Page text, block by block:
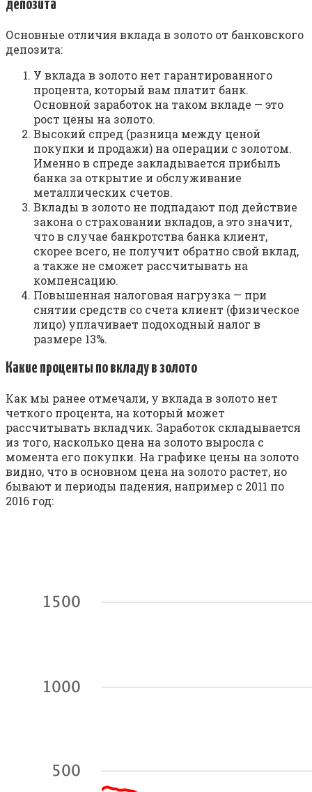
депозита
Основные отличия вклада в золото от банковского
депозита:
У вклада в золото нет гарантированного
процента, который вам платит банк.
Основной заработок на таком вкладе — это
рост цены на золото.
Высокий спред (разница между ценой
покупки и продажи) на операции с золотом.
Именно в спреде закладывается прибыль
банка за открытие и обслуживание
металлических счетов.
Вклады в золото не подпадают под действие
закона о страховании вкладов, а это значит,
что в случае банкротства банка клиент,
скорее всего, не получит обратно свой вклад,
а также не сможет рассчитывать на
компенсацию.
Повышенная налоговая нагрузка — при
снятии средств со счета клиент (физическое
лицо) уплачивает подоходный налог в
размере 13%.
Какие проценты по вкладу в золото
Как мы ранее отмечали, у вклада в золото нет
четкого процента, на который может
рассчитывать вкладчик. Заработок складывается
из того, насколько цена на золото выросла с
момента его покупки. На графике цены на золото
видно, что в основном цена на золото растет, но
бывают и периоды падения, например с 2011 по
2016 год: